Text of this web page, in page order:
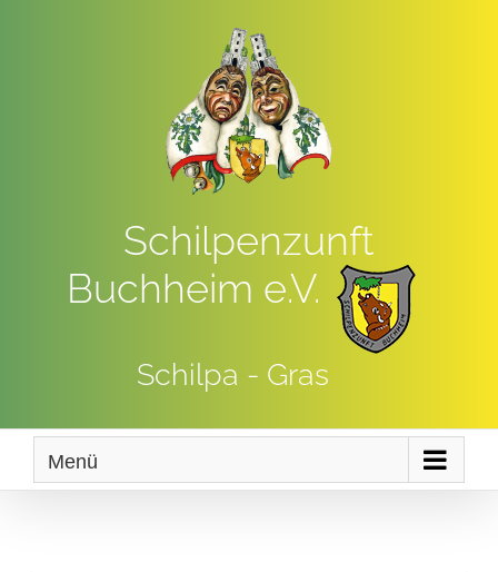
Schilpenzunft
Buchheim e.V.
Schilpa - Gras
Menü